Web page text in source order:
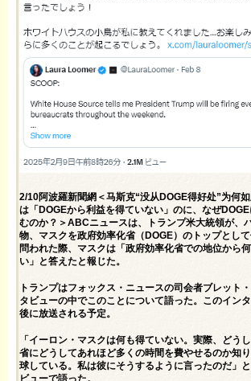
2/10阿波羅新聞網＜马斯克“没从DOGE得好处”为何
は「DOGEから利益を得ていない」のに、なぜ
むのか？＞ABCニュースは、トランプ米大統領が、
物、マスクを政府効率化省（DOGE）のトップとし
問われた際、マスクは「政府効率化省での地位から
い」と答えたと報じた。
トランプはフォックス・ニュースの司会者ブレット
タビューの中でこのことについて語った。このイン
後に放送される予定。
「イーロン・マスクは何も得ていない。実際、どう
省にどうしてあれほど多くの時間を費やせるのか知
球している。私は彼にそうするように言ったのだ」
ビューで語った。